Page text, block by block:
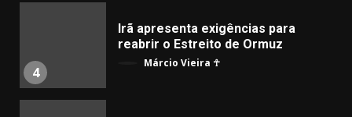
4
Irã apresenta exigências para
reabrir o Estreito de Ormuz
Márcio Vieira ☥